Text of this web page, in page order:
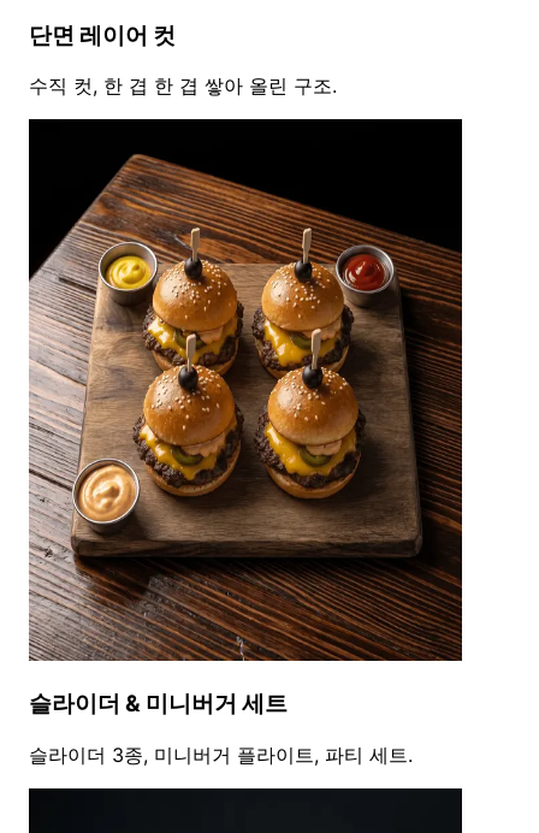
단면 레이어 컷
수직 컷, 한 겹 한 겹 쌓아 올린 구조.
슬라이더 & 미니버거 세트
슬라이더 3종, 미니버거 플라이트, 파티 세트.